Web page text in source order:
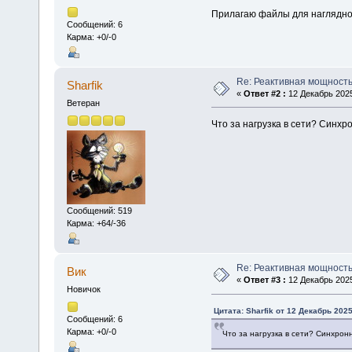
Сообщений: 6
Карма: +0/-0
Прилагаю файлы для
Sharfik
Ветеран
Сообщений: 519
Карма: +64/-36
Re: Реактивная
« Ответ #2 : 12 Декабрь
Что за нагрузка в сети?
Вик
Новичок
Сообщений: 6
Карма: +0/-0
Re: Реактивная
« Ответ #3 : 12 Декабрь
Цитата: Sharfik от 12 Декабрь
Что за нагрузка в сети?